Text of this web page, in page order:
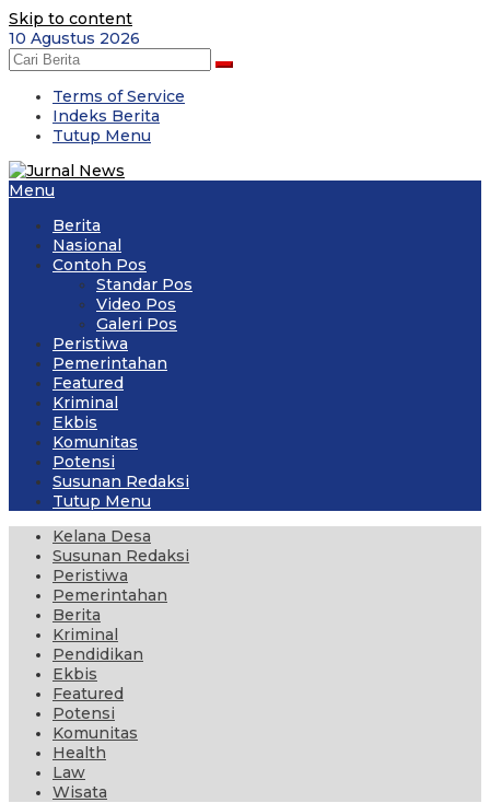
Skip to content
10 Agustus 2026
Terms of Service
Indeks Berita
Tutup Menu
Menu
Berita
Nasional
Contoh Pos
Standar Pos
Video Pos
Galeri Pos
Peristiwa
Pemerintahan
Featured
Kriminal
Ekbis
Komunitas
Potensi
Susunan Redaksi
Tutup Menu
Kelana Desa
Susunan Redaksi
Peristiwa
Pemerintahan
Berita
Kriminal
Pendidikan
Ekbis
Featured
Potensi
Komunitas
Health
Law
Wisata